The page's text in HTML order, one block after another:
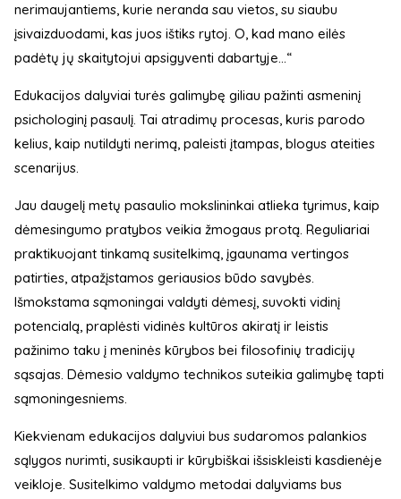
nerimaujantiems, kurie neranda sau vietos, su siaubu
įsivaizduodami, kas juos ištiks rytoj. O, kad mano eilės
padėtų jų skaitytojui apsigyventi dabartyje...“
Edukacijos dalyviai turės galimybę giliau pažinti asmeninį
psichologinį pasaulį. Tai atradimų procesas, kuris parodo
kelius, kaip nutildyti nerimą, paleisti įtampas, blogus ateities
scenarijus.
Jau daugelį metų pasaulio mokslininkai atlieka tyrimus, kaip
dėmesingumo pratybos veikia žmogaus protą. Reguliariai
praktikuojant tinkamą susitelkimą, įgaunama vertingos
patirties, atpažįstamos geriausios būdo savybės.
Išmokstama sąmoningai valdyti dėmesį, suvokti vidinį
potencialą, praplėsti vidinės kultūros akiratį ir leistis
pažinimo taku į meninės kūrybos bei filosofinių tradicijų
sąsajas. Dėmesio valdymo technikos suteikia galimybę tapti
sąmoningesniems.
Kiekvienam edukacijos dalyviui bus sudaromos palankios
sąlygos nurimti, susikaupti ir kūrybiškai išsiskleisti kasdienėje
veikloje. Susitelkimo valdymo metodai dalyviams bus